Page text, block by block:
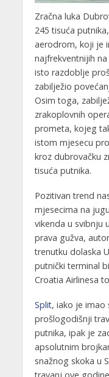
Zračna luka
245 tisuća
aerodrom, koji je
najfrekventnijih
isto razdoblje
zabilježio
Osim toga,
zrakoplovnih
prometa, kojeg
istom mjesecu
kroz dubrovačku
tisuća putnika.
Pozitivan trend
mjesecima na
vikenda u svibnju
prava gužva,
trenutku dolaska
putnički terminal
Croatia Airlinesa
Split, iako je imao
prošlogodišnji
putnika, ipak je
apsolutnim
snažnog skoka u